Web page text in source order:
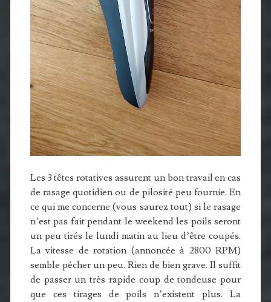
Les 3 têtes rotatives assurent un bon travail en cas
de rasage quotidien ou de pilosité peu fournie. En
ce qui me concerne (vous saurez tout) si le rasage
n’est pas fait pendant le weekend les poils seront
un peu tirés le lundi matin au lieu d’être coupés.
La vitesse de rotation (annoncée à 2800 RPM)
semble pécher un peu. Rien de bien grave. Il suffit
de passer un très rapide coup de tondeuse pour
que ces tirages de poils n’existent plus. La